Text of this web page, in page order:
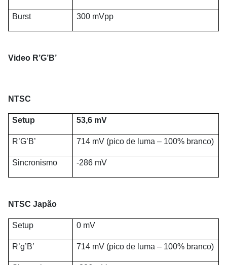
Burst 300 mVpp
Video R’G’B’
NTSC
Setup 53,6 mV
R’G’B’ 714 mV (pico de luma – 100% branco)
Sincronismo -286 mV
NTSC Japão
Setup 0 mV
R’g’B’ 714 mV (pico de luma – 100% branco)